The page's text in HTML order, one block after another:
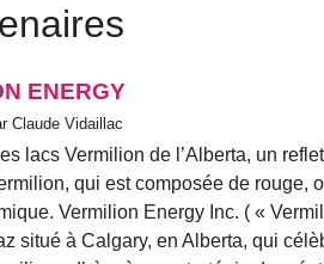
ENERGY
Claude Vidaillac
lacs Vermilion de l’Alberta, un
qui est composée de rouge,
Vermilion Energy Inc. ( «
situé à Calgary, en Alberta, qui